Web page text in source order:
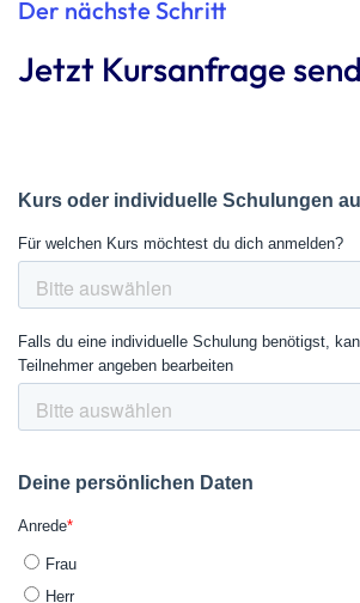
Der nächste Schritt
Jetzt Kursanfrage